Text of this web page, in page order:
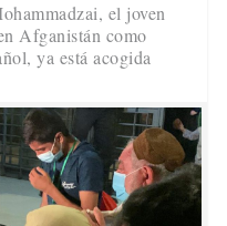
el joven
Afganistán como
ya está acogida